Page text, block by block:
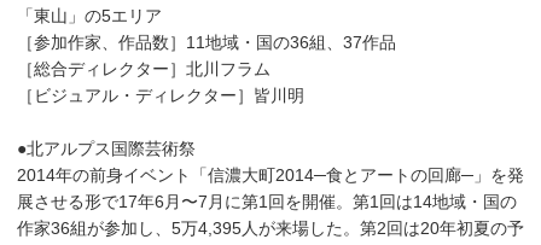
「東山」の5エリア
［参加作家、作品数］11地域・国の36組、37作品
［総合ディレクター］北川フラム
［ビジュアル・ディレクター］皆川明
●北アルプス国際芸術祭
2014年の前身イベント「信濃大町2014─食とアートの回廊─」を発
展させる形で17年6月〜7月に第1回を開催。第1回は14地域・国の
作家36組が参加し、5万4,395人が来場した。第2回は20年初夏の予